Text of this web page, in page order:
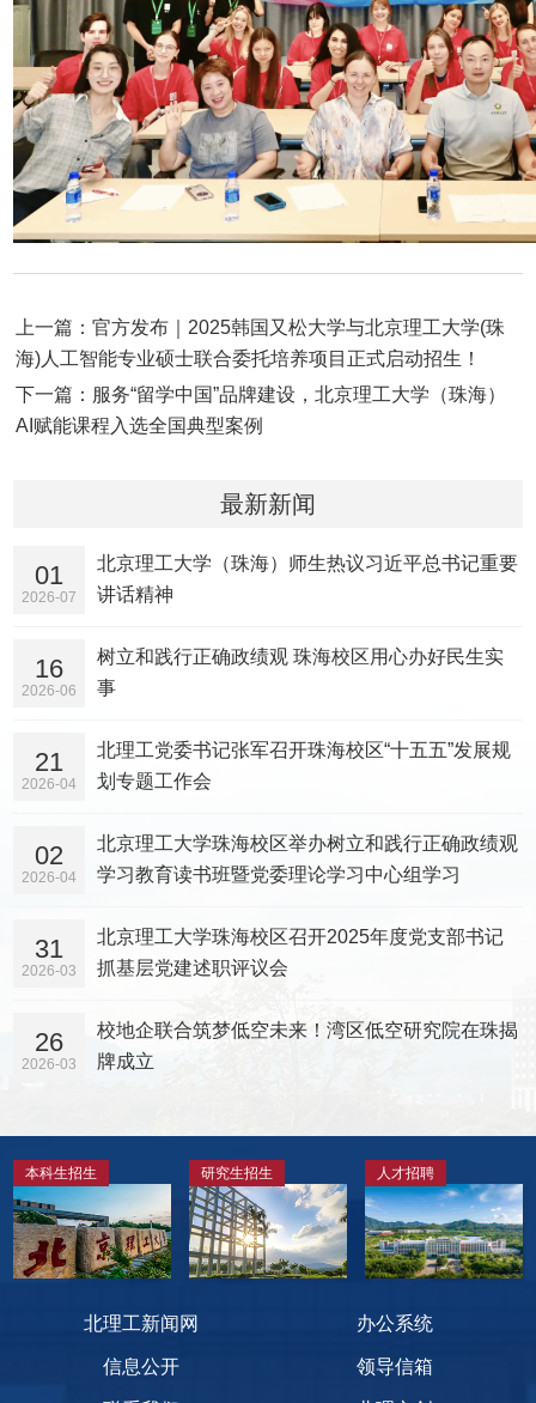
上一篇：官方发布｜2025韩国又松大学与北京理工大学(珠
海)人工智能专业硕士联合委托培养项目正式启动招生！
下一篇：服务“留学中国”品牌建设，北京理工大学（珠海）
AI赋能课程入选全国典型案例
最新新闻
01
2026-07
北京理工大学（珠海）师生热议习近平总书记重要
讲话精神
16
2026-06
树立和践行正确政绩观 珠海校区用心办好民生实
事
21
2026-04
北理工党委书记张军召开珠海校区“十五五”发展规
划专题工作会
02
2026-04
北京理工大学珠海校区举办树立和践行正确政绩观
学习教育读书班暨党委理论学习中心组学习
31
2026-03
北京理工大学珠海校区召开2025年度党支部书记
抓基层党建述职评议会
26
2026-03
校地企联合筑梦低空未来！湾区低空研究院在珠揭
牌成立
本科生招生 研究生招生 人才招聘
北理工新闻网 办公系统
信息公开 领导信箱